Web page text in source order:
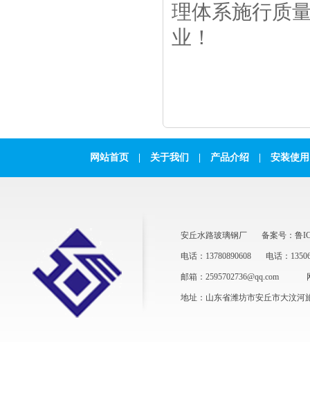
理体系施行质
业！
网站首页 关于我们 产品介绍 安装使用
安丘水路玻璃钢厂 备案号：鲁
电话：13780890608 电话：
邮箱：2595702736@qq.com
地址：山东省潍坊市安丘市大汶河